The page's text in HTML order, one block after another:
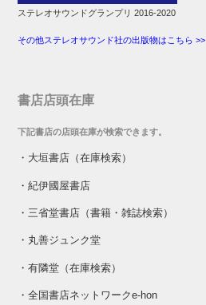
ステレオサウンドグランプリ 2016-2020
その他ステレオサウンド社の出版物はこちら >>
書店店頭在庫
下記書店の店頭在庫が検索できます。
・ 大垣書店（在庫検索）
・紀伊國屋書店
・ 三省堂書店（書籍・雑誌検索）
・ 丸善ジュンク堂
・有隣堂（在庫検索）
・全国書店ネットワークe-hon